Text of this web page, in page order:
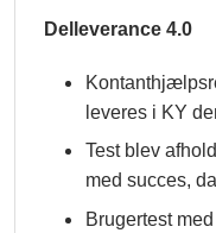
Delleverance 4.0
leveres i KY
Test blev
med succes,
Brugertest